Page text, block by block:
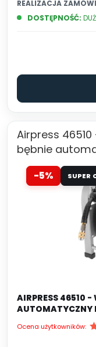
DOSTĘPNOŚĆ:
REALIZACJA
Airpress
bębnie
-5% SUPER
AIRPRESS 46510 -
AUTOMATYCZNY
Ocena użytkowników: